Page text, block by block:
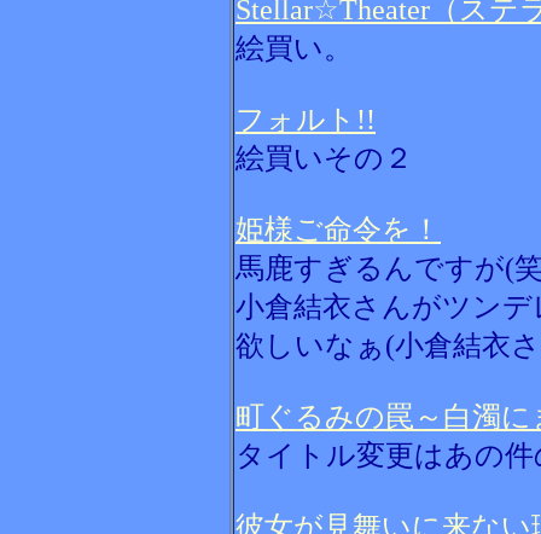
Stellar☆Theater（ステ
絵買い。
フォルト!!
絵買いその２
姫様ご命令を！
馬鹿すぎるんですが(
小倉結衣さんがツン
欲しいなぁ(小倉結衣
町ぐるみの罠～白濁
タイトル変更はあの
彼女が見舞いに来ない